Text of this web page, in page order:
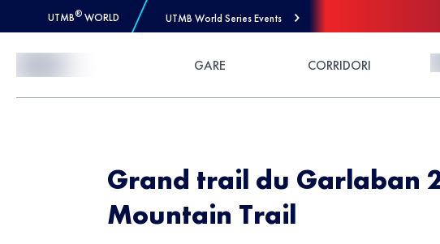
UTMB® WORLD UTMB World Series Events
GARE CORRIDORI
Grand trail du Garlaban
Mountain Trail